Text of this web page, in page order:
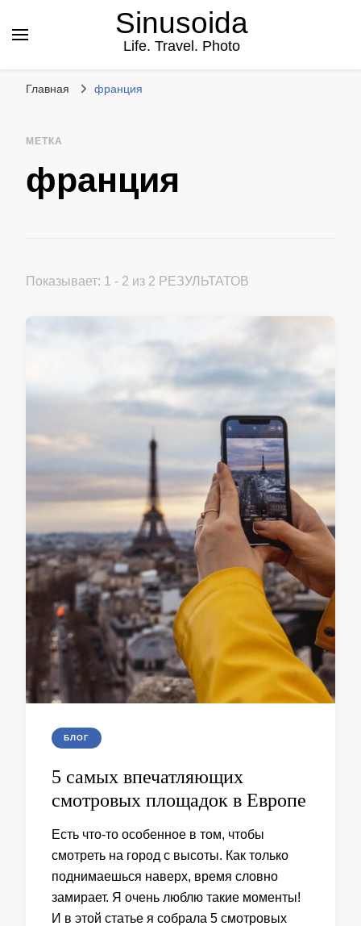
Sinusoida
Life. Travel. Photo
Главная франция
МЕТКА
франция
Показывает: 1 - 2 из 2 РЕЗУЛЬТАТОВ
БЛОГ
5 самых впечатляющих
смотровых площадок в Европе
Есть что-то особенное в том, чтобы
смотреть на город с высоты. Как только
поднимаешься наверх, время словно
замирает. Я очень люблю такие моменты!
И в этой статье я собрала 5 смотровых